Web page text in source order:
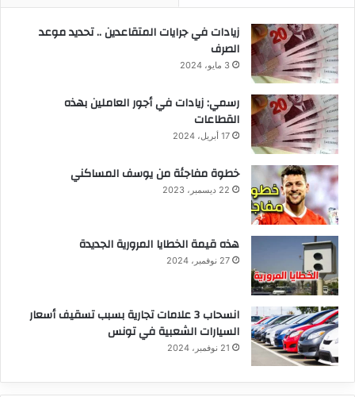
زيادات في جرايات المتقاعدين .. تحديد موعد
الصرف
3 مايو، 2024
رسمي: زيادات في أجور العاملين بهذه
القطاعات
17 أبريل، 2024
خطوة مفاجئة من يوسف المساكني
22 ديسمبر، 2023
هذه قيمة الخطايا المرورية الجديدة
27 نوفمبر، 2024
انسحاب 3 علامات تجارية بسبب تسقيف أسعار
السيارات الشعبية في تونس
21 نوفمبر، 2024